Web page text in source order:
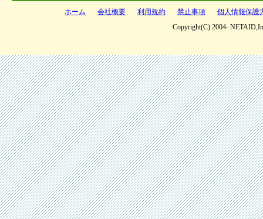
ホーム 会社概要 利用規約 禁止事項
個人情報保護
Copyright(C) 2004-